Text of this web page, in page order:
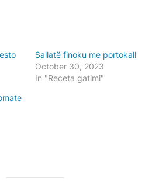
Sallatë finoku me portokall
October 30, 2023
In "Receta gatimi"